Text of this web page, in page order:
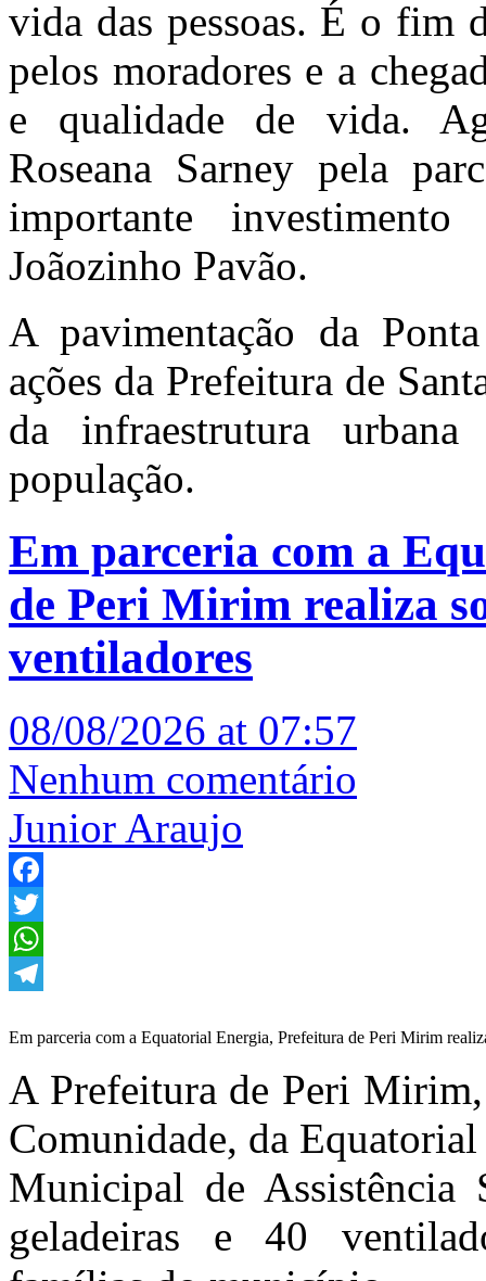
vida das pessoas. É o fim
pelos moradores e a
e qualidade de vida.
Roseana Sarney pela
importante
Joãozinho Pavão.
A pavimentação da
ações da Prefeitura de
da infraestrutura
população.
Em parceria com a
de Peri Mirim realiza
ventiladores
08/08/2026 at 07:57
Nenhum comentário
Junior Araujo
Facebook
Twitter
WhatsApp
Em parceria com a Equatorial Energia, Prefeitura de Peri Mirim
A Prefeitura de Peri
Comunidade, da
Municipal de
geladeiras e 40